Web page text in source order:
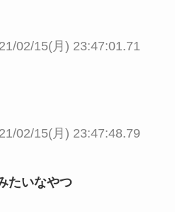
02/15(月) 23:47:01.71
02/15(月) 23:47:48.79
たいなやつ